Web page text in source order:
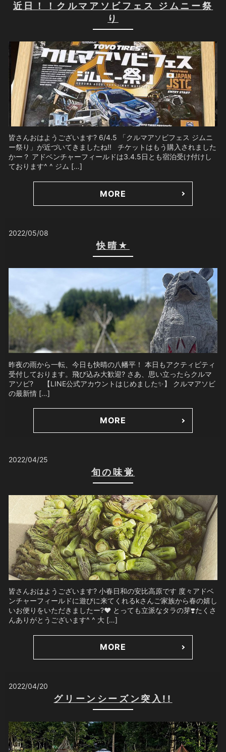
近日！！クルマアソビフェス ジムニー祭
り
皆さんおはようございます? 6/4.5 「クルマアソビフェス ジムニ
ー祭り」が近づいてきましたね‼️ チケットはもう購入されました
かー？ アドベンチャーフィールドは3.4.5日とも宿泊受け付けし
ております^ ^ ジム […]
MORE
2022/05/08
快晴★
昨夜の雨から一転、今日も快晴の八幡平！ 本日もアクティビティ
受付しております。飛び込み大歓迎? さあ、思い立ったらクルマ
アソビ? 【LINE公式アカウントはじめました✨】 クルマアソビ
の最新情 […]
MORE
2022/04/25
旬の味覚
皆さんおはようございます? 小春日和の安比高原です 度々アドベ
ンチャーフィールドに遊びに来てくれるkさんご家族から春の嬉し
いお便りをいただきましたー?❤️ とっても立派なタラの芽❣️たくさ
んありがとうございます^ ^ 大 […]
MORE
2022/04/20
グリーンシーズン突入!!